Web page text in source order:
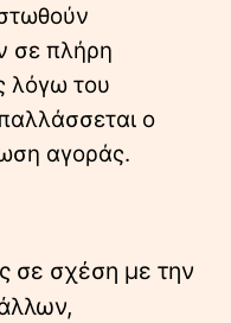
σε πλήρη
λόγω του
ο
αγοράς.
σε σχέση με την